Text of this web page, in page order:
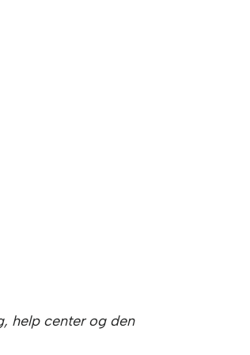
help center og den